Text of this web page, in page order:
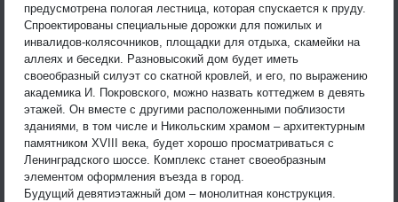
предусмотрена пологая лестница, которая спускается к пруду.
Спроектированы специальные дорожки для пожилых и
инвалидов-колясочников, площадки для отдыха, скамейки на
аллеях и беседки. Разновысокий дом будет иметь
своеобразный силуэт со скатной кровлей, и его, по выражению
академика И. Покровского, можно назвать коттеджем в девять
этажей. Он вместе с другими расположенными поблизости
зданиями, в том числе и Никольским храмом – архитектурным
памятником XVIII века, будет хорошо просматриваться с
Ленинградского шоссе. Комплекс станет своеобразным
элементом оформления въезда в город.
Будущий девятиэтажный дом – монолитная конструкция.